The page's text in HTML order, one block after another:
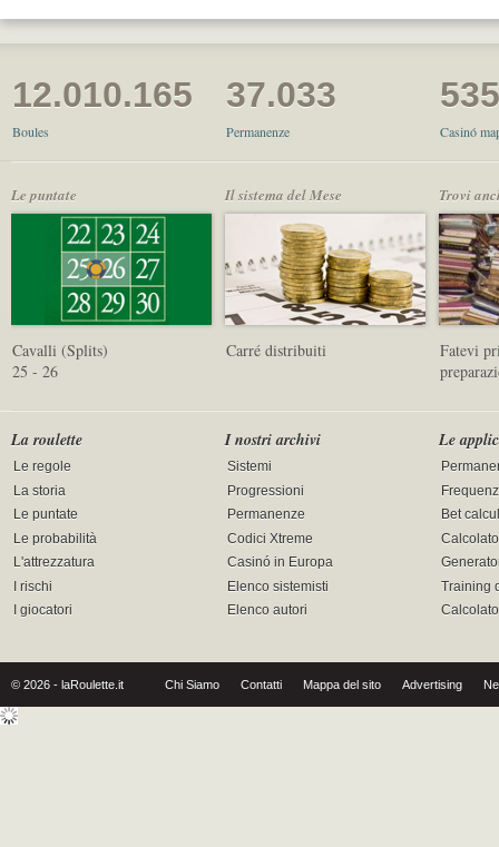
12.010.165
Boules
37.033
Permanenze Casinó
Le puntate
Cavalli (Splits)
25 - 26
Il sistema del Mese
Carré distribuiti
Trovi
Fatevi
La roulette
Le regole
La storia
Le puntate
Le probabilità
L'attrezzatura
I rischi
I giocatori
I nostri archivi
Sistemi
Progressioni
Permanenze
Codici Xtreme
Casinó in Europa
Elenco sistemisti
Elenco autori
Le
Bet
Training
© 2026 - laRoulette.it Chi Siamo Contatti Mappa del sito Advertising